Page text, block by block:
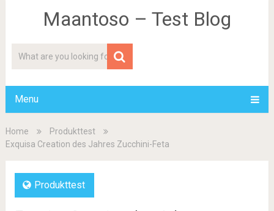
Maantoso – Test Blog
Menu
Home
Produkttest
Exquisa Creation des Jahres Zucchini-Feta
Produkttest